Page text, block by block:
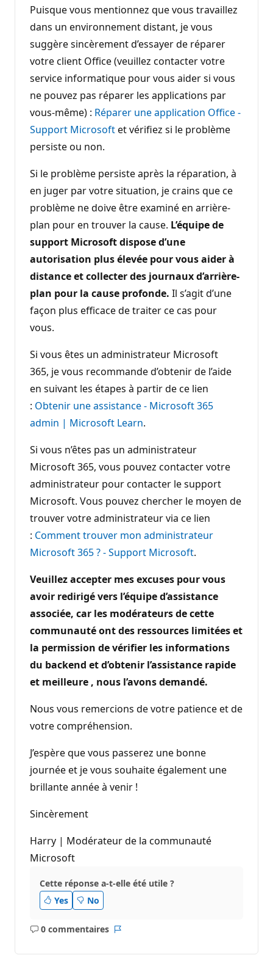
Puisque vous mentionnez que vous travaillez
dans un environnement distant, je vous
suggère sincèrement d’essayer de réparer
votre client Office (veuillez contacter votre
service informatique pour vous aider si vous
ne pouvez pas réparer les applications par
vous-même) : Réparer une application Office -
Support Microsoftet vérifiez si le problème
persiste ou non.
Si le problème persiste après la réparation, à
en juger par votre situation, je crains que ce
problème ne doive être examiné en arrière-
plan pour en trouver la cause. L’équipe de
support Microsoft dispose d’une
autorisation plus élevée pour vous aider à
distance et collecter des journaux d’arrière-
plan pour la cause profonde. Il s’agit d’une
façon plus efficace de traiter ce cas pour
vous.
Si vous êtes un administrateur Microsoft
365, je vous recommande d’obtenir de l’aide
en suivant les étapes à partir de ce lien
: Obtenir une assistance - Microsoft 365
admin | Microsoft Learn.
Si vous n’êtes pas un administrateur
Microsoft 365, vous pouvez contacter votre
administrateur pour contacter le support
Microsoft. Vous pouvez chercher le moyen de
trouver votre administrateur via ce lien
: Comment trouver mon administrateur
Microsoft 365 ? - Support Microsoft.
Veuillez accepter mes excuses pour vous
avoir redirigé vers l’équipe d’assistance
associée, car les modérateurs de cette
communauté ont des ressources limitées et
la permission de vérifier les informations
du backend et d’obtenir l’assistance rapide
et meilleure , nous l’avons demandé.
Nous vous remercions de votre patience et de
votre compréhension.
J’espère que vous passerez une bonne
journée et je vous souhaite également une
brillante année à venir !
Sincèrement
Harry | Modérateur de la communauté
Microsoft
Cette réponse a-t-elle été utile ?
Yes
No
0 commentaires
Aucun